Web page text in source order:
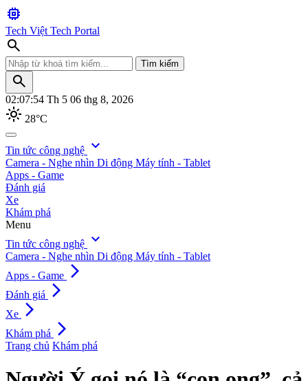
memory
Tech Việt Tech Portal
search
Tìm kiếm
search
02:07:57 Th 5 06 thg 8, 2026
light_mode 28°C
search
Tìm kiếm
Tin tức công nghệ expand_more
Camera - Nghe nhìn Di động Máy tính - Tablet
Apps - Game
Đánh giá
Xe
Khám phá
Menu
Tin tức công nghệ expand_more
Camera - Nghe nhìn Di động Máy tính - Tablet
Apps - Game arrow_forward_ios
Đánh giá arrow_forward_ios
Xe arrow_forward_ios
Khám phá arrow_forward_ios
Trang chủ Khám phá